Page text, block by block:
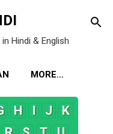
Hindi & English
MORE…
H I J
K